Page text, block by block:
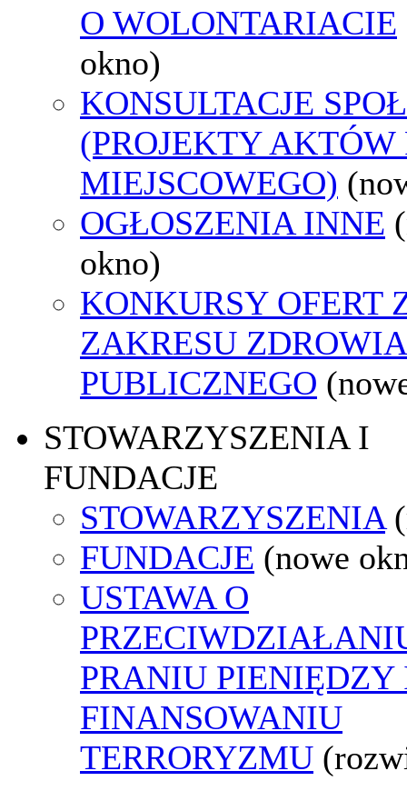
O WOLONTARIACIE
okno)
KONSULTACJE
(PROJEKTY AKTÓW
MIEJSCOWEGO)
OGŁOSZENIA INNE
okno)
KONKURSY OFERT
ZAKRESU ZDROWIA
PUBLICZNEGO
STOWARZYSZENIA I
FUNDACJE
STOWARZYSZENIA
FUNDACJE (nowe
USTAWA O
PRANIU PIENIĘDZY
FINANSOWANIU
TERRORYZMU